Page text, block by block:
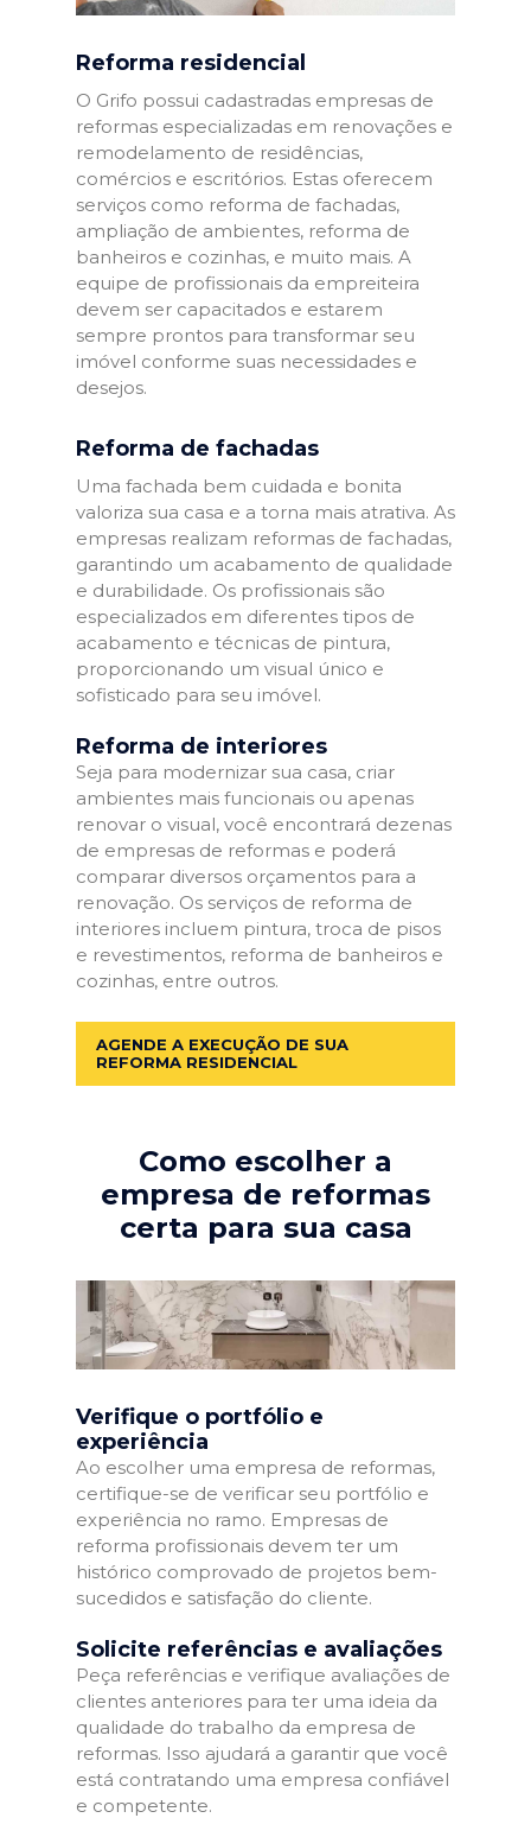
Reforma residencial
O Grifo possui cadastradas empresas de
reformas especializadas em renovações e
remodelamento de residências,
comércios e escritórios. Estas oferecem
serviços como reforma de fachadas,
ampliação de ambientes, reforma de
banheiros e cozinhas, e muito mais. A
equipe de profissionais da empreiteira
devem ser capacitados e estarem
sempre prontos para transformar seu
imóvel conforme suas necessidades e
desejos.
Reforma de fachadas
Uma fachada bem cuidada e bonita
valoriza sua casa e a torna mais atrativa. As
empresas realizam reformas de fachadas,
garantindo um acabamento de qualidade
e durabilidade. Os profissionais são
especializados em diferentes tipos de
acabamento e técnicas de pintura,
proporcionando um visual único e
sofisticado para seu imóvel.
Reforma de interiores
Seja para modernizar sua casa, criar
ambientes mais funcionais ou apenas
renovar o visual, você encontrará dezenas
de empresas de reformas e poderá
comparar diversos orçamentos para a
renovação. Os serviços de reforma de
interiores incluem pintura, troca de pisos
e revestimentos, reforma de banheiros e
cozinhas, entre outros.
AGENDE A EXECUÇÃO DE SUA
REFORMA RESIDENCIAL
Como escolher a
empresa de reformas
certa para sua casa
Verifique o portfólio e
experiência
Ao escolher uma empresa de reformas,
certifique-se de verificar seu portfólio e
experiência no ramo. Empresas de
reforma profissionais devem ter um
histórico comprovado de projetos bem-
sucedidos e satisfação do cliente.
Solicite referências e avaliações
Peça referências e verifique avaliações de
clientes anteriores para ter uma ideia da
qualidade do trabalho da empresa de
reformas. Isso ajudará a garantir que você
está contratando uma empresa confiável
e competente.